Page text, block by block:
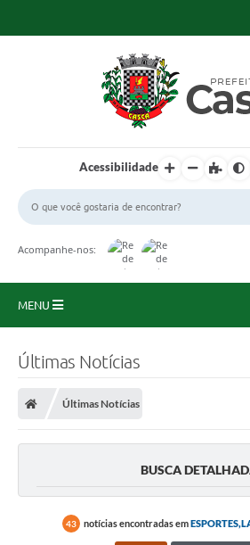
Acessibilidade
Acompanhe-nos:
MENU
Imprensa
Últimas Notícias
Últimas Notícias
BUSCA
43 notícias encontradas em